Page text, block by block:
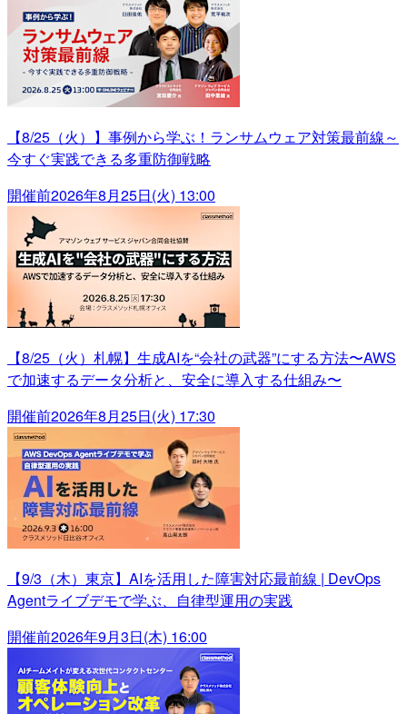
【8/25（火）】事例から学ぶ！ランサムウェア対策最前線～
今すぐ実践できる多重防御戦略
開催前2026年8月25日(火) 13:00
【8/25（火）札幌】生成AIを“会社の武器”にする方法〜AWS
で加速するデータ分析と、安全に導入する仕組み〜
開催前2026年8月25日(火) 17:30
【9/3（木）東京】AIを活用した障害対応最前線 | DevOps
Agentライブデモで学ぶ、自律型運用の実践
開催前2026年9月3日(木) 16:00